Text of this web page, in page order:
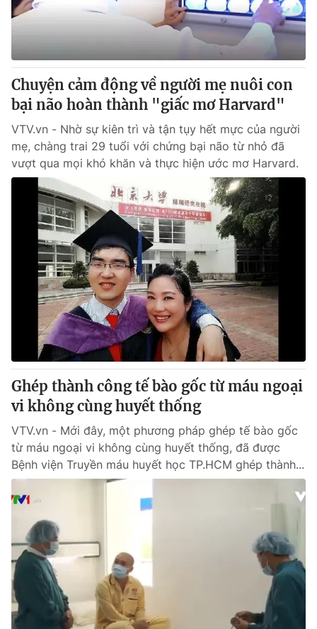
Chuyện cảm động về người mẹ nuôi con
bại não hoàn thành "giấc mơ Harvard"
VTV.vn - Nhờ sự kiên trì và tận tụy hết mực của người
mẹ, chàng trai 29 tuổi với chứng bại não từ nhỏ đã
vượt qua mọi khó khăn và thực hiện ước mơ Harvard.
Ghép thành công tế bào gốc từ máu ngoại
vi không cùng huyết thống
VTV.vn - Mới đây, một phương pháp ghép tế bào gốc
từ máu ngoại vi không cùng huyết thống, đã được
Bệnh viện Truyền máu huyết học TP.HCM ghép thành...